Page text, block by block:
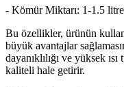
- Kömür Miktarı: 1-1.5
Bu özellikler, ürünün
büyük avantajlar
dayanıklılığı ve yüksek
kaliteli hale getirir.